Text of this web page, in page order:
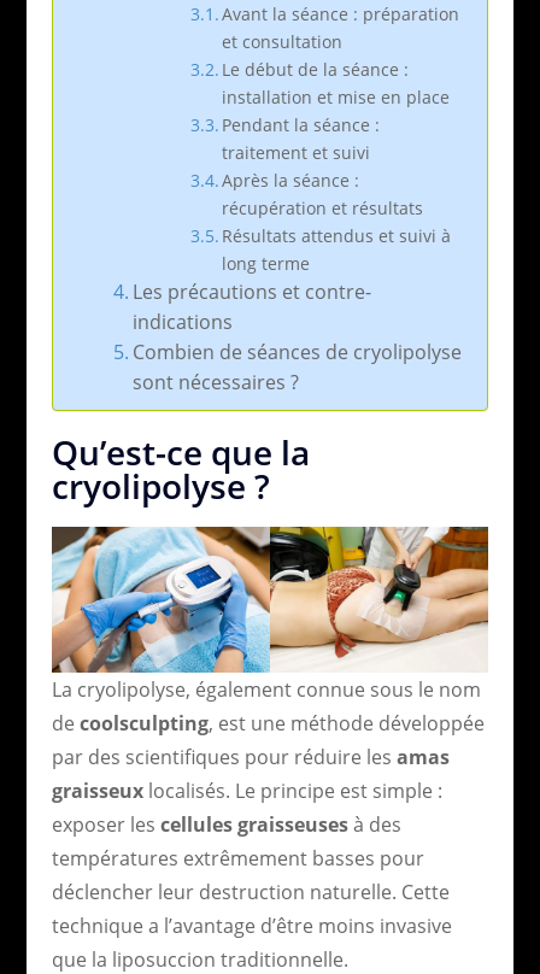
Avant la séance : préparation
et consultation
Le début de la séance :
installation et mise en place
Pendant la séance :
traitement et suivi
Après la séance :
récupération et résultats
Résultats attendus et suivi à
long terme
Les précautions et contre-
indications
Combien de séances de cryolipolyse
sont nécessaires ?
Qu’est-ce que la
cryolipolyse ?
La cryolipolyse, également connue sous le nom
de coolsculpting, est une méthode développée
par des scientifiques pour réduire les amas
graisseuxlocalisés. Le principe est simple :
exposer les cellules graisseusesà des
températures extrêmement basses pour
déclencher leur destruction naturelle. Cette
technique a l’avantage d’être moins invasive
que la liposuccion traditionnelle.